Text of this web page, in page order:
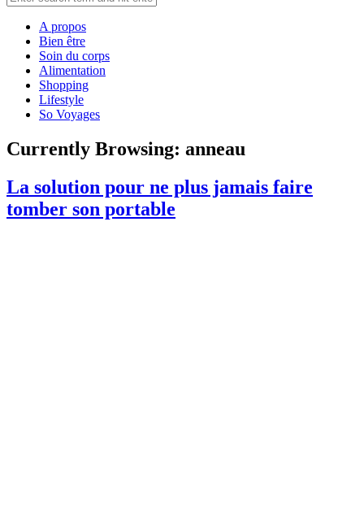
A propos
Bien être
Soin du corps
Alimentation
Shopping
Lifestyle
So Voyages
Currently Browsing: anneau
La solution pour ne plus jamais faire
tomber son portable